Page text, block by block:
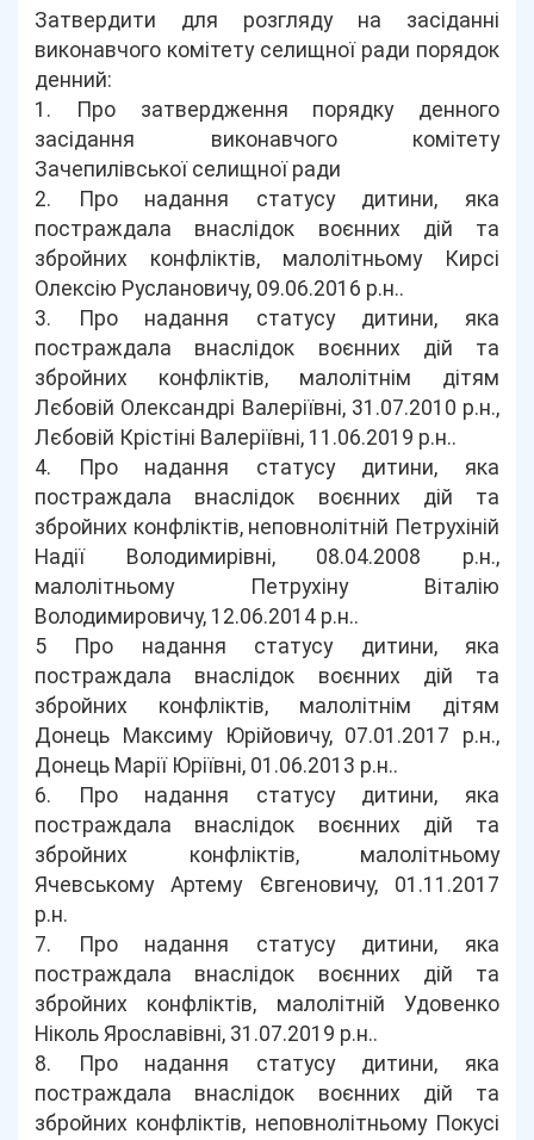
Затвердити для розгляду на засіданні
виконавчого комітету селищної ради порядок
денний:
1. Про затвердження порядку денного
засідання виконавчого комітету
Зачепилівської селищної ради
2. Про надання статусу дитини, яка
постраждала внаслідок воєнних дій та
збройних конфліктів, малолітньому Кирсі
Олексію Руслановичу, 09.06.2016 р.н..
3. Про надання статусу дитини, яка
постраждала внаслідок воєнних дій та
збройних конфліктів, малолітнім дітям
Лєбовій Олександрі Валеріївні, 31.07.2010 р.н.,
Лєбовій Крістіні Валеріївні, 11.06.2019 р.н..
4. Про надання статусу дитини, яка
постраждала внаслідок воєнних дій та
збройних конфліктів, неповнолітній Петрухіній
Надії Володимирівні, 08.04.2008 р.н.,
малолітньому Петрухіну Віталію
Володимировичу, 12.06.2014 р.н..
5 Про надання статусу дитини, яка
постраждала внаслідок воєнних дій та
збройних конфліктів, малолітнім дітям
Донець Максиму Юрійовичу, 07.01.2017 р.н.,
Донець Марії Юріївні, 01.06.2013 р.н..
6. Про надання статусу дитини, яка
постраждала внаслідок воєнних дій та
збройних конфліктів, малолітньому
Ячевському Артему Євгеновичу, 01.11.2017
р.н.
7. Про надання статусу дитини, яка
постраждала внаслідок воєнних дій та
збройних конфліктів, малолітній Удовенко
Ніколь Ярославівні, 31.07.2019 р.н..
8. Про надання статусу дитини, яка
постраждала внаслідок воєнних дій та
збройних конфліктів, неповнолітньому Покусі